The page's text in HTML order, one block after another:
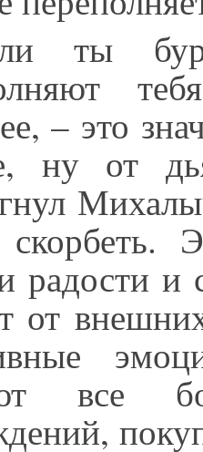
ты
– это
ну от
радости и
от
все